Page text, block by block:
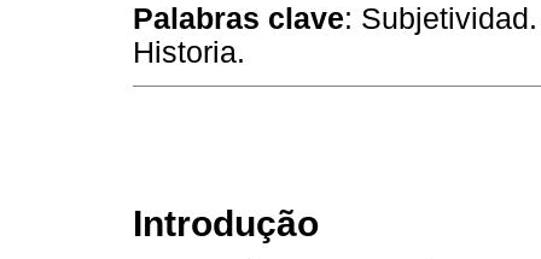
Palabras clave:
Historia.
Introdução